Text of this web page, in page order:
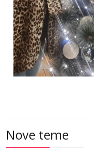
Nove teme